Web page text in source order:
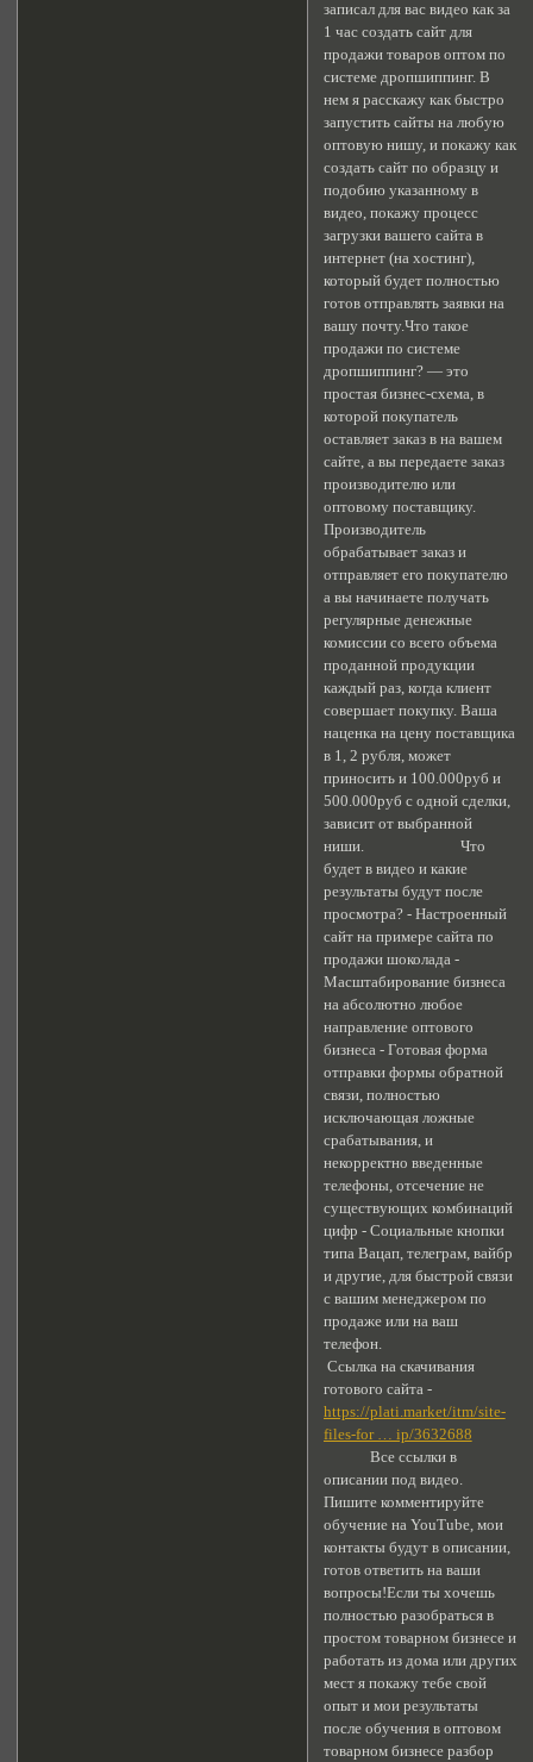
записал для вас видео как за
1 час создать сайт для
продажи товаров оптом по
системе дропшиппинг. В
нем я расскажу как быстро
запустить сайты на любую
оптовую нишу, и покажу как
создать сайт по образцу и
подобию указанному в
видео, покажу процесс
загрузки вашего сайта в
интернет (на хостинг),
который будет полностью
готов отправлять заявки на
вашу почту.Что такое
продажи по системе
дропшиппинг? — это
простая бизнес-схема, в
которой покупатель
оставляет заказ в на вашем
сайте, а вы передаете заказ
производителю или
оптовому поставщику.
Производитель
обрабатывает заказ и
отправляет его покупателю
а вы начинаете получать
регулярные денежные
комиссии со всего объема
проданной продукции
каждый раз, когда клиент
совершает покупку. Ваша
наценка на цену поставщика
в 1, 2 рубля, может
приносить и 100.000руб и
500.000руб с одной сделки,
зависит от выбранной
ниши. Что
будет в видео и какие
результаты будут после
просмотра? - Настроенный
сайт на примере сайта по
продажи шоколада -
Масштабирование бизнеса
на абсолютно любое
направление оптового
бизнеса - Готовая форма
отправки формы обратной
связи, полностью
исключающая ложные
срабатывания, и
некорректно введенные
телефоны, отсечение не
существующих комбинаций
цифр - Социальные кнопки
типа Вацап, телеграм, вайбр
и другие, для быстрой связи
с вашим менеджером по
продаже или на ваш
телефон.
Ссылка на скачивания
готового сайта -
https://plati.market/itm/site-
files-for … ip/3632688
Все ссылки в
описании под видео.
Пишите комментируйте
обучение на YouTube, мои
контакты будут в описании,
готов ответить на ваши
вопросы!Если ты хочешь
полностью разобраться в
простом товарном бизнесе и
работать из дома или других
мест я покажу тебе свой
опыт и мои результаты
после обучения в оптовом
товарном бизнесе разбор